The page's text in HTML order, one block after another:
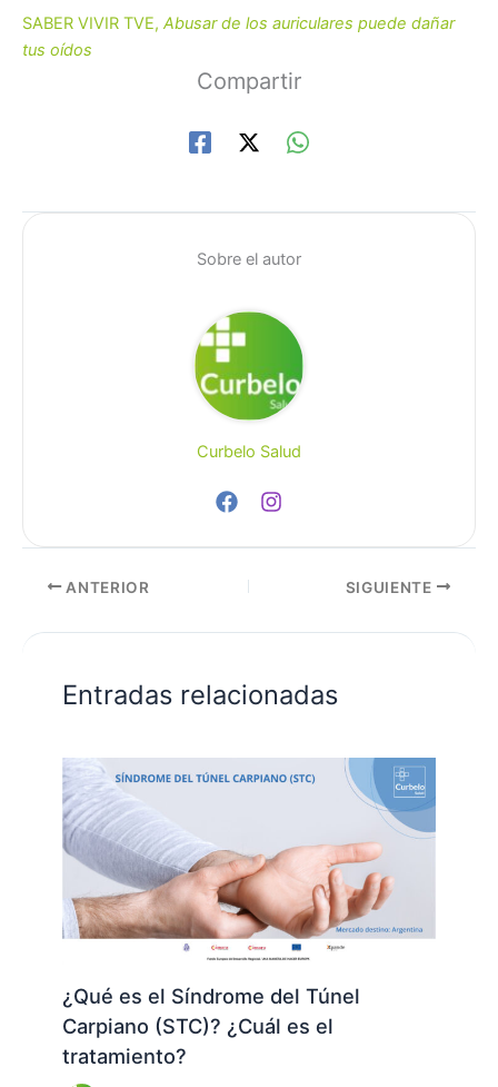
SABER VIVIR TVE, Abusar de los auriculares puede dañar
tus oídos
Compartir
Sobre el autor
Curbelo Salud
ANTERIOR SIGUIENTE
Entradas relacionadas
¿Qué es el Síndrome del Túnel
Carpiano (STC)? ¿Cuál es el
tratamiento?